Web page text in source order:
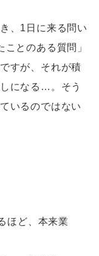
、1日に来る問い
とのある質問」
すが、それが積
になる…。そう
いるのではない
ほど、本来業